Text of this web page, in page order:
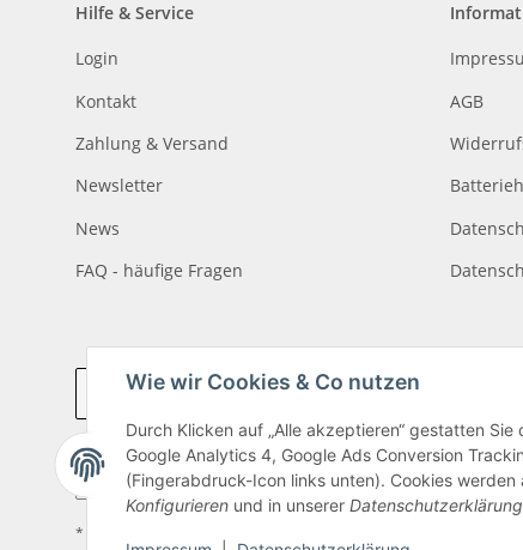
Wie wir Cookies & Co nutzen
Durch Klicken auf „Alle akzeptieren“ gestatten
Google Analytics 4, Google Ads Conversion
(Fingerabdruck-Icon links unten). Cookies
Konfigurieren und in unserer Datenschutzerklärung
Hilfe & Service
Login
Kontakt
Zahlung & Versand
Newsletter
News
FAQ - häufige Fragen
AGB
Vertrag widerrufen
* Alle Preise inkl. gesetzlicher USt., zzgl.